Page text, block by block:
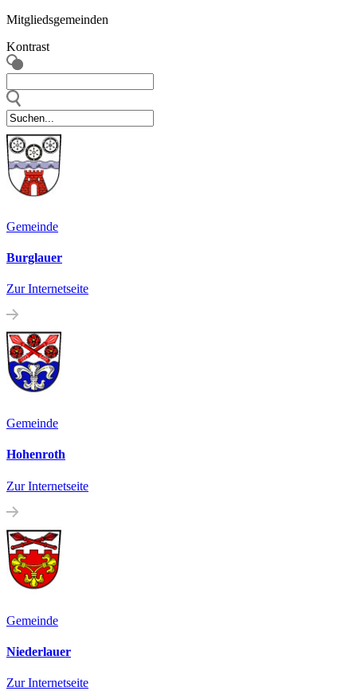
Mitgliedsgemeinden
Kontrast
Gemeinde
Burglauer
Zur Internetseite
Gemeinde
Hohenroth
Zur Internetseite
Gemeinde
Niederlauer
Zur Internetseite